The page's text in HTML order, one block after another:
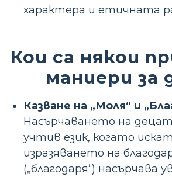
характера и етичната
Кои са някои
маниери за
Казване на „Моля“ и
Насърчаването на
учтив език, когато
изразяването на
(„благодаря“) насърчава